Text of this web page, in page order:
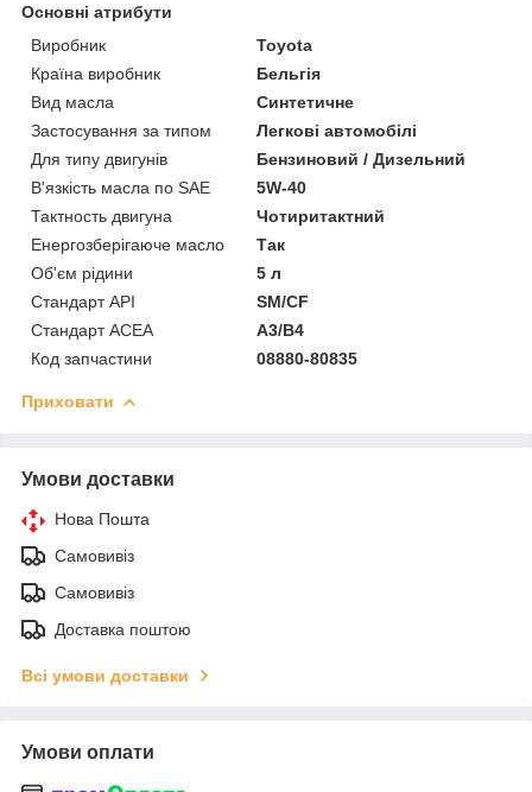
Основні атрибути
Виробник
Toyota
Країна виробник
Бельгія
Вид масла
Синтетичне
Застосування за типом
Легкові автомобілі
Для типу двигунів
Бензиновий / Дизельний
В'язкість масла по SAE
5W-40
Тактность двигуна
Чотиритактний
Енергозберігаюче масло
Так
Об'єм рідини
5 л
Стандарт API
SM/CF
Стандарт ACEA
A3/B4
Код запчастини
08880-80835
Приховати
Умови доставки
Нова Пошта
Самовивіз
Самовивіз
Доставка поштою
Всі умови доставки
Умови оплати